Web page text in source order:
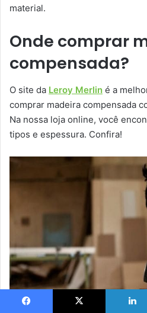
material.
Onde comprar
compensada?
O site da Leroy Merlin é a
comprar madeira compensada
Na nossa loja online, você
tipos e espessura. Confira!